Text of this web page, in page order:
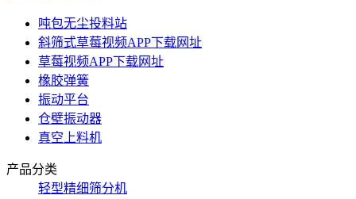
吨包无尘投料站
斜筛式草莓视频APP下载网址
草莓视频APP下载网址
橡胶弹簧
振动平台
仓壁振动器
真空上料机
产品分类
轻型精细筛分机